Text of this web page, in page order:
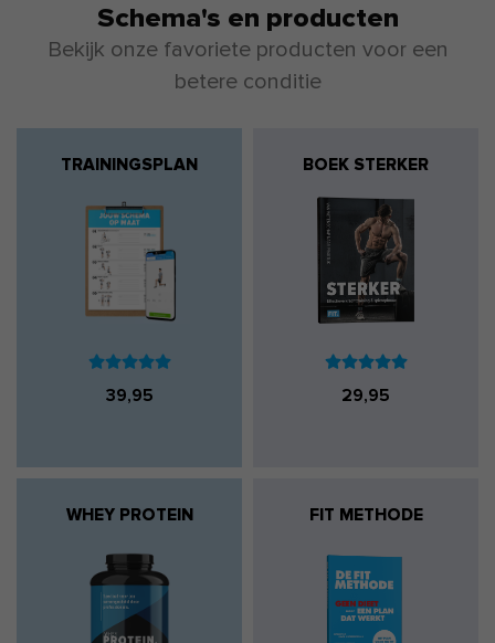
Schema's en producten
Bekijk onze favoriete producten voor een
betere conditie
TRAININGSPLAN
39,95
BOEK STERKER
29,95
WHEY PROTEIN FIT METHODE